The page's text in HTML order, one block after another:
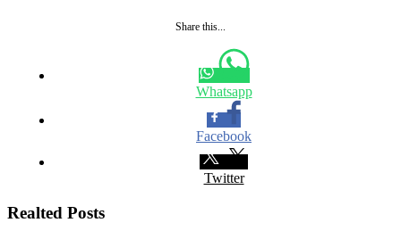
Share this...
Whatsapp
Facebook
Twitter
Realted Posts